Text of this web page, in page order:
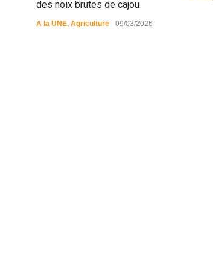
des noix brutes de cajou
A la UNE, Agriculture 09/03/2026